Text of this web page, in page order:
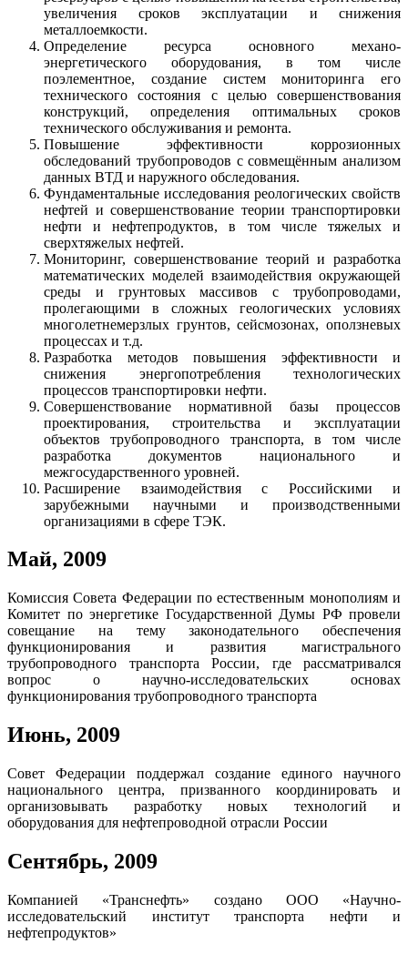
увеличения сроков эксплуатации и снижения
металлоемкости.
Определение ресурса основного механо-
энергетического оборудования, в том числе
поэлементное, создание систем мониторинга его
технического состояния с целью совершенствования
конструкций, определения оптимальных сроков
технического обслуживания и ремонта.
Повышение эффективности коррозионных
обследований трубопроводов с совмещённым анализом
данных ВТД и наружного обследования.
Фундаментальные исследования реологических свойств
нефтей и совершенствование теории транспортировки
нефти и нефтепродуктов, в том числе тяжелых и
сверхтяжелых нефтей.
Мониторинг, совершенствование теорий и разработка
математических моделей взаимодействия окружающей
среды и грунтовых массивов с трубопроводами,
пролегающими в сложных геологических условиях
многолетнемерзлых грунтов, сейсмозонах, оползневых
процессах и т.д.
Разработка методов повышения эффективности и
снижения энергопотребления технологических
процессов транспортировки нефти.
Совершенствование нормативной базы процессов
проектирования, строительства и эксплуатации
объектов трубопроводного транспорта, в том числе
разработка документов национального и
межгосударственного уровней.
Расширение взаимодействия с Российскими и
зарубежными научными и производственными
организациями в сфере ТЭК.
Май, 2009
Комиссия Совета Федерации по естественным монополиям и
Комитет по энергетике Государственной Думы РФ провели
совещание на тему законодательного обеспечения
функционирования и развития магистрального
трубопроводного транспорта России, где рассматривался
вопрос о научно-исследовательских основах
функционирования трубопроводного транспорта
Июнь, 2009
Совет Федерации поддержал создание единого научного
национального центра, призванного координировать и
организовывать разработку новых технологий и
оборудования для нефтепроводной отрасли России
Сентябрь, 2009
Компанией «Транснефть» создано ООО «Научно-
исследовательский институт транспорта нефти и
нефтепродуктов»